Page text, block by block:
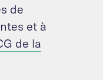
de
et à
de la